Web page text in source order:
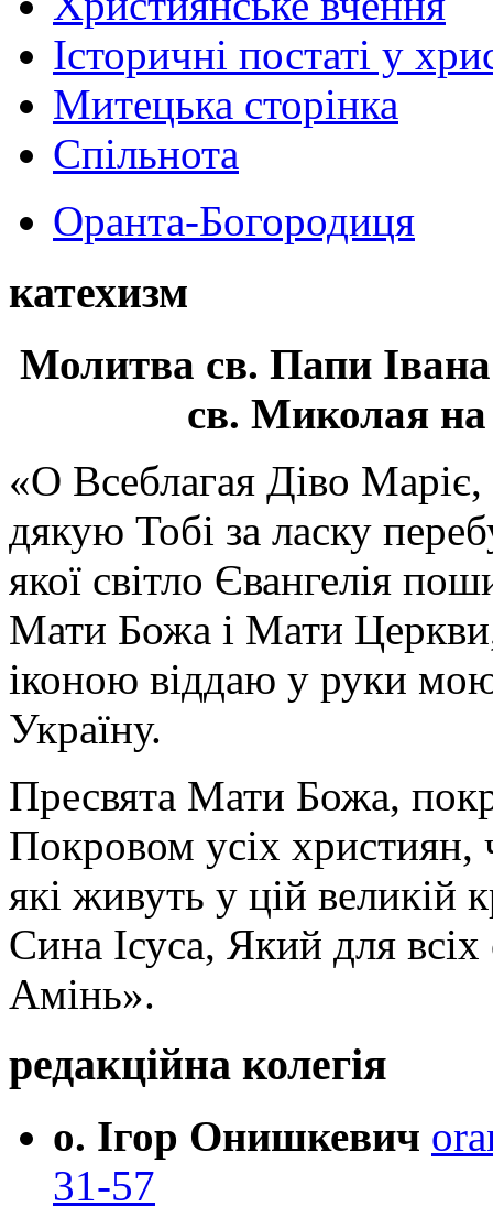
Історичні постаті у
Митецька сторінка
Спільнота
Оранта-Богородиця
катехизм
Молитва св. Папи
св. Миколая на
«О Всеблагая Діво
дякую Тобі за ласку
якої світло Євангелія
Мати Божа і Мати
іконою віддаю у руки
Україну.
Пресвята Мати Божа,
Покровом усіх християн,
які живуть у цій великій
Сина Ісуса, Який для
Амінь».
редакційна колегія
о. Ігор Онишкевич
31-57